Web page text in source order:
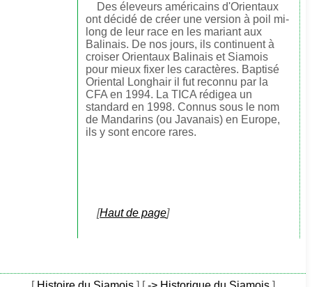
Des éleveurs américains d'Orientaux
ont décidé de créer une version à poil mi-
long de leur race en les mariant aux
Balinais. De nos jours, ils continuent à
croiser Orientaux Balinais et Siamois
pour mieux fixer les caractères. Baptisé
Oriental Longhair il fut reconnu par la
CFA en 1994. La TICA rédigea un
standard en 1998. Connus sous le nom
de Mandarins (ou Javanais) en Europe,
ils y sont encore rares.
[Haut de page]